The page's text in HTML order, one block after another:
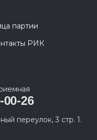
партии
РИК
00-26
переулок, 3 стр. 1.